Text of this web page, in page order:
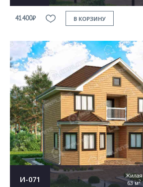
41400₽ В КОРЗИНУ
И-071
Жилая
63 м2